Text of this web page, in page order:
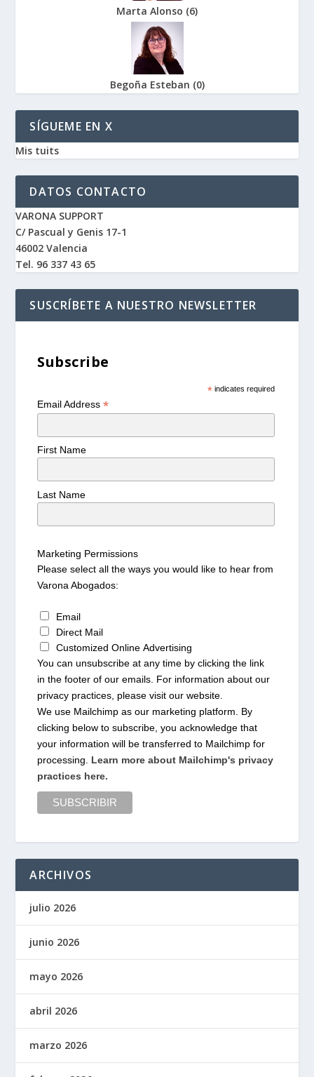
Marta Alonso (6)
Begoña Esteban (0)
SÍGUEME EN X
Mis tuits
DATOS CONTACTO
VARONA SUPPORT
C/ Pascual y Genis 17-1
46002 Valencia
Tel. 96 337 43 65
SUSCRÍBETE A NUESTRO NEWSLETTER
Subscribe
*indicates required
Email Address*
First Name
Last Name
Marketing Permissions
Please select all the ways you would like to hear from
Varona Abogados:
Email
Direct Mail
Customized Online Advertising
You can unsubscribe at any time by clicking the link
in the footer of our emails. For information about our
privacy practices, please visit our website.
We use Mailchimp as our marketing platform. By
clicking below to subscribe, you acknowledge that
your information will be transferred to Mailchimp for
processing. Learn more about Mailchimp's privacy
practices here.
ARCHIVOS
julio 2026
junio 2026
mayo 2026
abril 2026
marzo 2026